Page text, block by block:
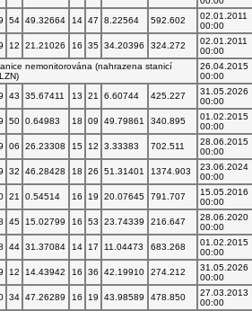
54 49.32664 14 47 8.22564 592.602
02.01.2011
00:00
12 21.21026 16 35 34.20396 324.272
02.01.2011
00:00
nemonitorována (nahrazena stanicí
26.04.2015
00:00
43 35.67411 13 21 6.60744 425.227
31.05.2026
00:00
50 0.64983 18 09 49.79861 340.895
01.02.2015
00:00
06 26.23308 15 12 3.33383 702.511
28.06.2015
00:00
32 46.28428 18 26 51.31401 1374.903
23.06.2024
00:00
21 0.54514 16 19 20.07645 791.707
15.05.2016
00:00
45 15.02799 16 53 23.74339 216.647
28.06.2020
00:00
44 31.37084 14 17 11.04473 683.268
01.02.2015
00:00
12 14.43942 16 36 42.19910 274.212
31.05.2026
00:00
34 47.26289 16 19 43.98589 478.850
27.03.2013
00:00